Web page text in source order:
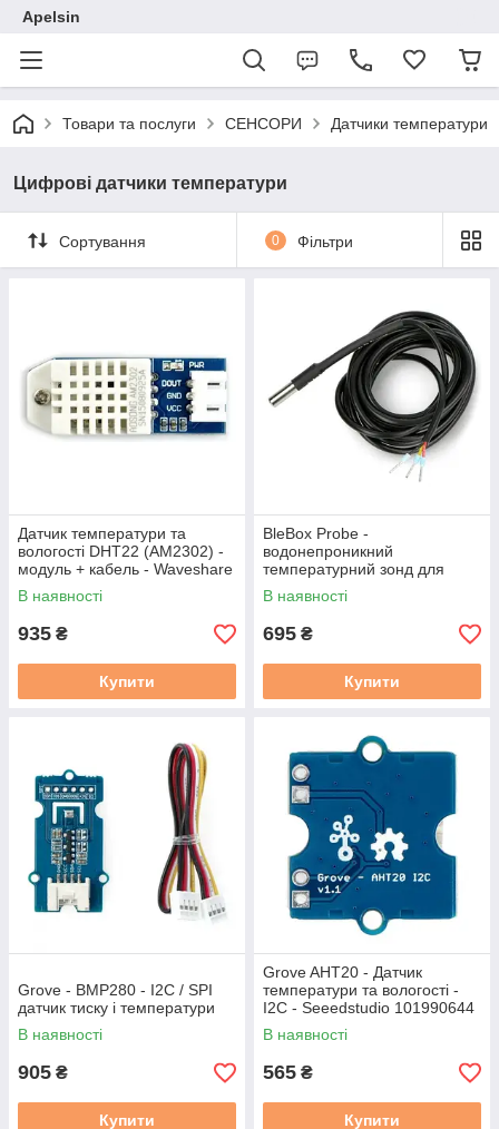
Apelsin
Товари та послуги СЕНСОРИ Датчики температури
Цифрові датчики температури
Сортування 0 Фільтри
Датчик температури та
вологості DHT22 (AM2302) -
модуль + кабель - Waveshare
11092
В наявності
935 ₴
Купити
BleBox Probe -
водонепроникний
температурний зонд для
датчиків BleBox - 2 м
В наявності
695 ₴
Купити
Grove - BMP280 - I2C / SPI
датчик тиску і температури
В наявності
905 ₴
Купити
Grove AHT20 - Датчик
температури та вологості -
I2C - Seeedstudio 101990644
В наявності
565 ₴
Купити